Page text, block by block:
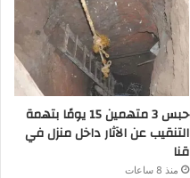
حبس 3 متهمين 15 يومًا بتهمة
التنقيب عن الآثار داخل منزل في
قنا
منذ 8 ساعات